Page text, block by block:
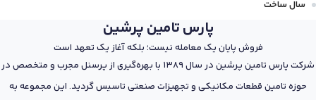
سال ساخت
پارس تامین پرشین
فروش پایان یک معامله نیست؛ بلکه آغاز یک تعهد است
شرکت پارس تامین پرشین در سال 1389 با بهره‌گیری از پرسنل مجرب و متخصص در
حوزه تامین قطعات مکانیکی و تجهیزات صنعتی تاسیس گردید. این مجموعه به